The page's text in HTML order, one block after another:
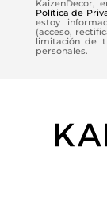
KaizenDecor,
Política de
estoy
(acceso,
limitación de
personales.